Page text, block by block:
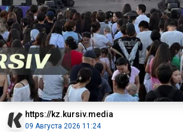
https://kz.kursiv.media
09 Августа 2026 11:24